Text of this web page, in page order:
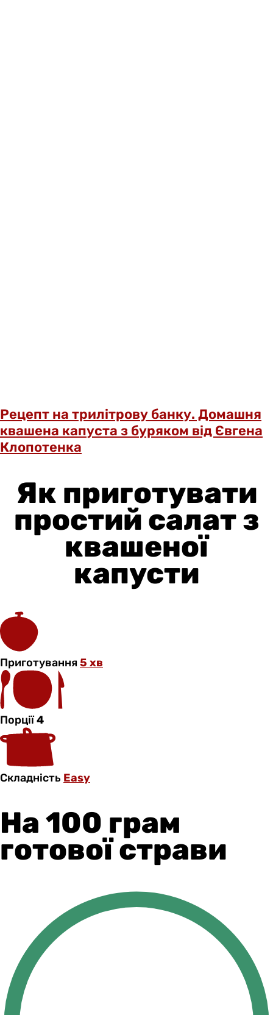
Рецепт на трилітрову банку. Домашня
квашена капуста з буряком від Євгена
Клопотенка
Як приготувати
простий салат з
квашеної
капусти
Приготування5 хв
Порції4
Складність Easy
На 100 грам
готової страви